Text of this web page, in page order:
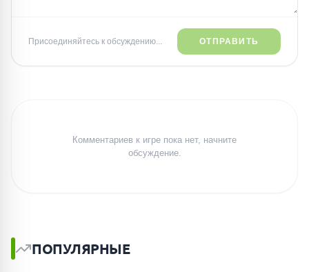
Присоединяйтесь к обсуждению... ОТПРАВИТЬ
Комментариев к игре пока нет, начните
обсуждение.
ПОПУЛЯРНЫЕ